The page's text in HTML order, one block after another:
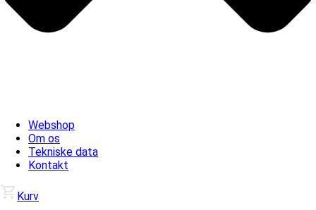
Webshop
Om os
Tekniske data
Kontakt
Kurv